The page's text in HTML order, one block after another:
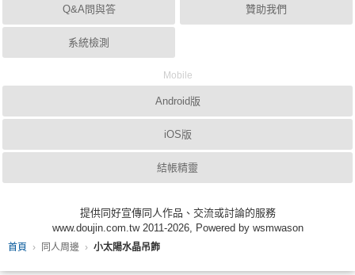
首頁 同人周邊 小太陽水晶吊飾
Q&A問與答
系統檢測
贊助我們
Mobile
Android版
iOS版
結帳精靈
提供同好宣傳同人作品、交流或討論的服務
www.doujin.com.tw 2011-2026, Powered by wsmwason